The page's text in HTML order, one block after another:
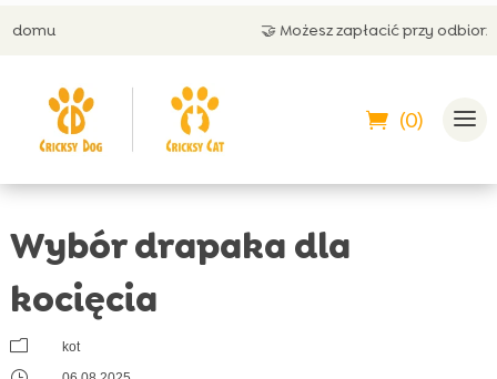
🤝 Możesz zapłacić przy odbiorze
(0)
Wybór drapaka dla
kocięcia
m kot